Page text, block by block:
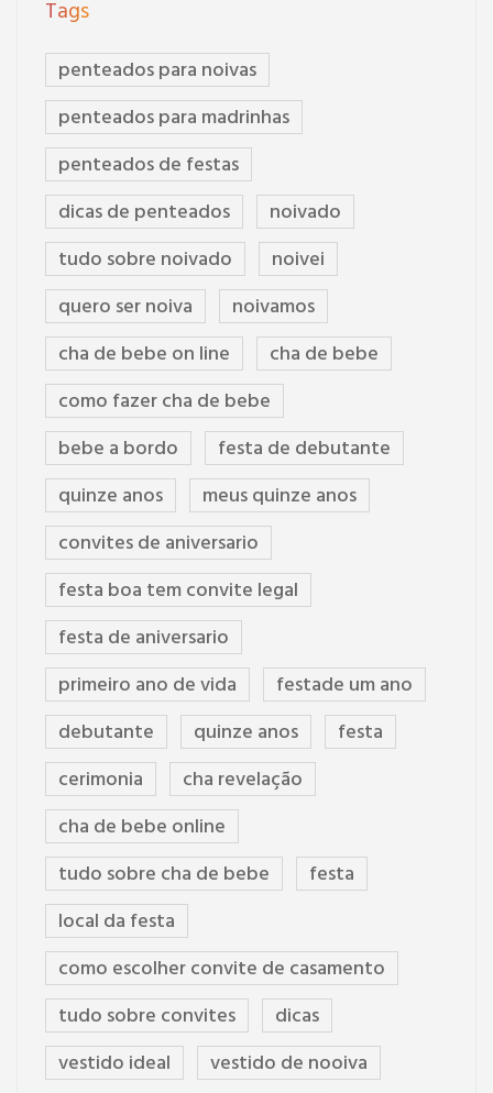
Tags
penteados para noivas
penteados para madrinhas
penteados de festas
dicas de penteados
noivado
tudo sobre noivado
noivei
quero ser noiva
noivamos
cha de bebe on line
cha de bebe
como fazer cha de bebe
bebe a bordo
festa de debutante
quinze anos
meus quinze anos
convites de aniversario
festa boa tem convite legal
festa de aniversario
primeiro ano de vida
festade um ano
debutante
quinze anos
festa
cerimonia
cha revelação
cha de bebe online
tudo sobre cha de bebe
festa
local da festa
como escolher convite de casamento
tudo sobre convites
dicas
vestido ideal
vestido de nooiva